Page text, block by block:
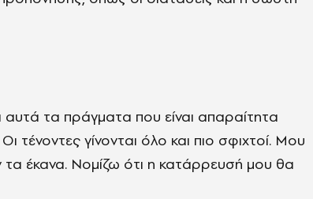
τα πράγματα που είναι απαραίτητα
τένοντες γίνονται όλο και πιο σφιχτοί. Μου
έκανα. Νομίζω ότι η κατάρρευσή μου θα